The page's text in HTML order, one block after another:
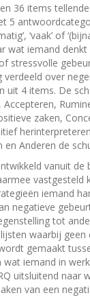
36 items
5
‘vaak’ of
wat iemand
stressvolle
verdeeld over
uit 4 items. De
Accepteren,
zaken,
en Anderen de
vanuit
vastgesteld
iemand
negatieve
tot
waarbij geen
gemaakt
wat iemand in
uitsluitend naar
van een